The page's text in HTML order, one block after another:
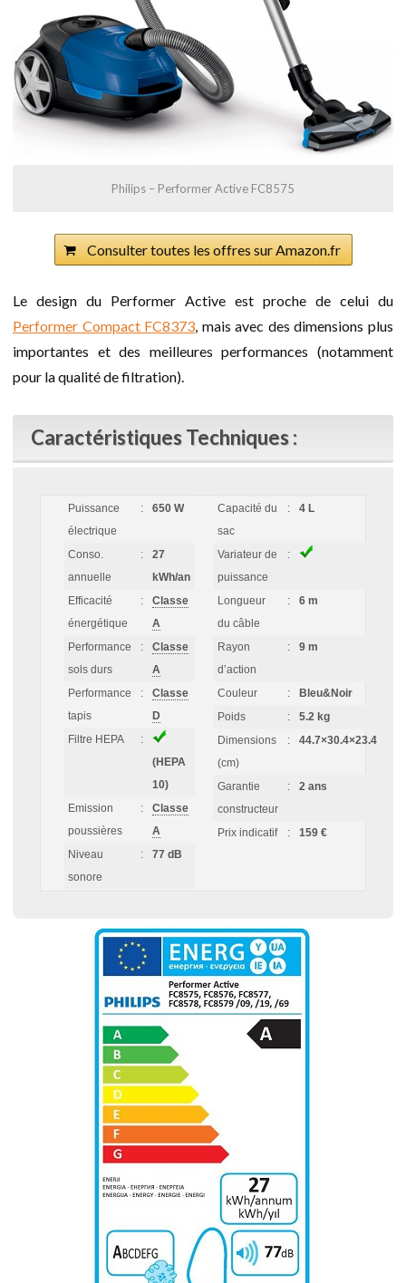
Philips – Performer Active FC8575
Consulter toutes les offres sur Amazon.fr
Le design du Performer Active est proche de celui du
Performer Compact FC8373, mais avec des dimensions plus
importantes et des meilleures performances (notamment
pour la qualité de filtration).
Caractéristiques Techniques :
Puissance
électrique
: 650 W
Conso.
annuelle
:
27
kWh/an
Efficacité
énergétique
:
Classe
A
Performance
sols durs
:
Classe
A
Performance
tapis
:
Classe
D
Filtre HEPA
:
(HEPA
10)
Emission
poussières
:
Classe
A
Niveau
sonore
: 77 dB
Capacité du
sac
: 4 L
Variateur de
puissance
:
Longueur
du câble
: 6 m
Rayon
d’action
: 9 m
Couleur :
Bleu&Noir
Poids
:
5.2 kg
Dimensions
(cm)
: 44.7×30.4×23.4
Garantie
constructeur
: 2 ans
Prix indicatif : 159 €